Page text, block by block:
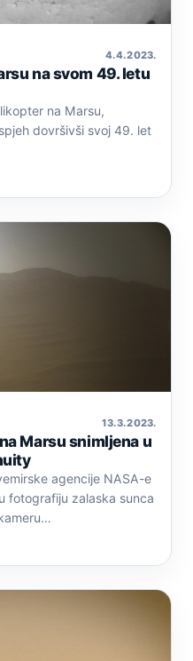
4. 4. 2023.
na svom 49. letu
na Marsu,
dovršivši svoj 49. let
13. 3. 2023.
Marsu snimljena u
agencije NASA-e
fotografiju zalaska sunca